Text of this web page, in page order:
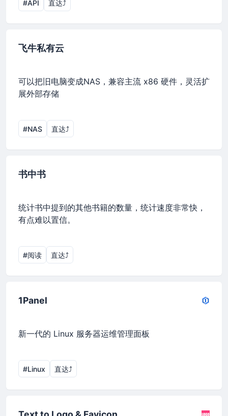
#API 直达⤴︎
飞牛私有云
可以把旧电脑变成NAS，兼容主流 x86 硬件，灵活扩
展外部存储
#NAS 直达⤴︎
书中书
统计书中提到的其他书籍的数量，统计速度非常快，
有点难以置信。
#阅读 直达⤴︎
1Panel
新一代的 Linux 服务器运维管理面板
#Linux 直达⤴︎